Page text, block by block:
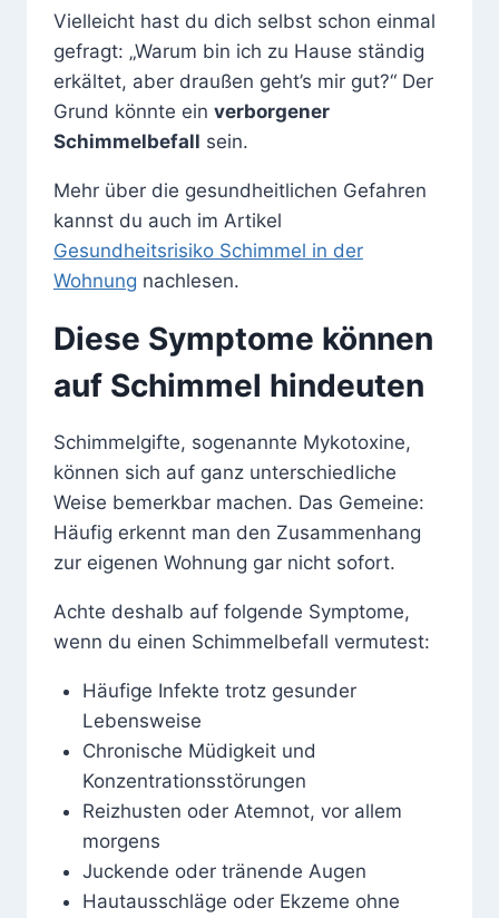
Vielleicht hast du dich selbst schon einmal
gefragt: „Warum bin ich zu Hause ständig
erkältet, aber draußen geht’s mir gut?“ Der
Grund könnte ein verborgener
Schimmelbefall sein.
Mehr über die gesundheitlichen Gefahren
kannst du auch im Artikel
Gesundheitsrisiko Schimmel in der
Wohnung nachlesen.
Diese Symptome können
auf Schimmel hindeuten
Schimmelgifte, sogenannte Mykotoxine,
können sich auf ganz unterschiedliche
Weise bemerkbar machen. Das Gemeine:
Häufig erkennt man den Zusammenhang
zur eigenen Wohnung gar nicht sofort.
Achte deshalb auf folgende Symptome,
wenn du einen Schimmelbefall vermutest:
Häufige Infekte trotz gesunder
Lebensweise
Chronische Müdigkeit und
Konzentrationsstörungen
Reizhusten oder Atemnot, vor allem
morgens
Juckende oder tränende Augen
Hautausschläge oder Ekzeme ohne